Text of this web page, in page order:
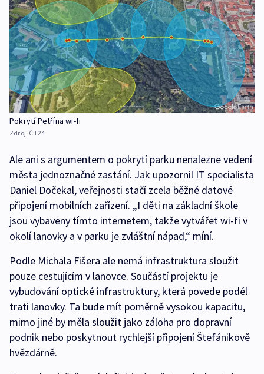
Pokrytí Petřína wi-fi
Zdroj: ČT24
Ale ani s argumentem o pokrytí parku nenalezne vedení
města jednoznačné zastání. Jak upozornil IT specialista
Daniel Dočekal, veřejnosti stačí zcela běžné datové
připojení mobilních zařízení. „I děti na základní škole
jsou vybaveny tímto internetem, takže vytvářet wi-fi v
okolí lanovky a v parku je zvláštní nápad,“ míní.
Podle Michala Fišera ale nemá infrastruktura sloužit
pouze cestujícím v lanovce. Součástí projektu je
vybudování optické infrastruktury, která povede podél
trati lanovky. Ta bude mít poměrně vysokou kapacitu,
mimo jiné by měla sloužit jako záloha pro dopravní
podnik nebo poskytnout rychlejší připojení Štefánikově
hvězdárně.